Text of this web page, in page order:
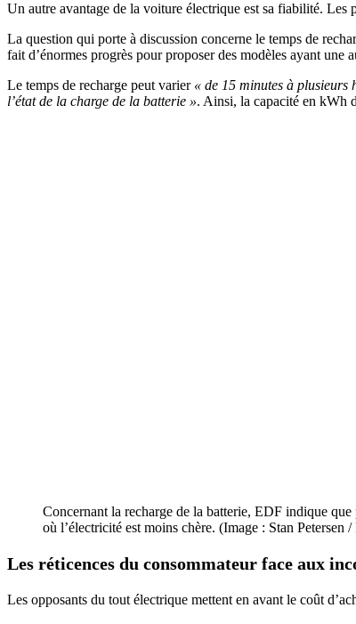
Un autre avantage de la voiture électrique est sa fiabilité. Les
La question qui porte à discussion concerne le temps de
fait d’énormes progrès pour proposer des modèles ayant une
Le temps de recharge peut varier « de 15 minutes à plusieurs
l’état de la charge de la batterie ». Ainsi, la capacité en kWh
Concernant la recharge de la batterie, EDF indique
où l’électricité est moins chère. (Image : Stan Petersen
Les réticences du consommateur face aux
Les opposants du tout électrique mettent en avant le coût